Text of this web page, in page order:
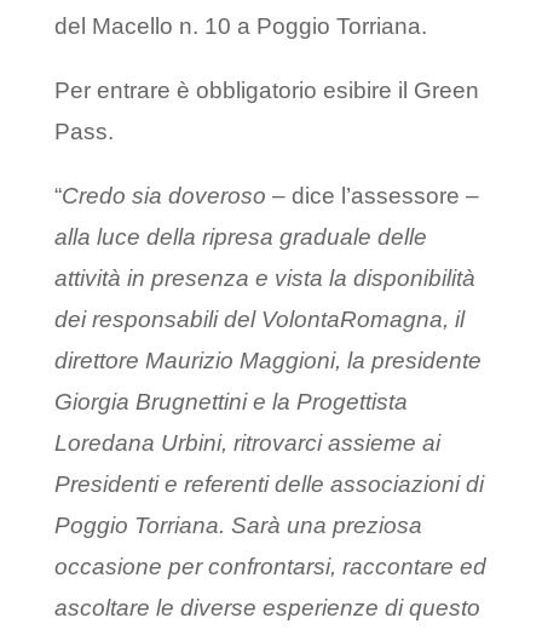
del Macello n. 10 a Poggio Torriana.
Per entrare è obbligatorio esibire il Green
Pass.
“Credo sia doveroso – dice l’assessore –
alla luce della ripresa graduale delle
attività in presenza e vista la disponibilità
dei responsabili del VolontaRomagna, il
direttore Maurizio Maggioni, la presidente
Giorgia Brugnettini e la Progettista
Loredana Urbini, ritrovarci assieme ai
Presidenti e referenti delle associazioni di
Poggio Torriana. Sarà una preziosa
occasione per confrontarsi, raccontare ed
ascoltare le diverse esperienze di questo